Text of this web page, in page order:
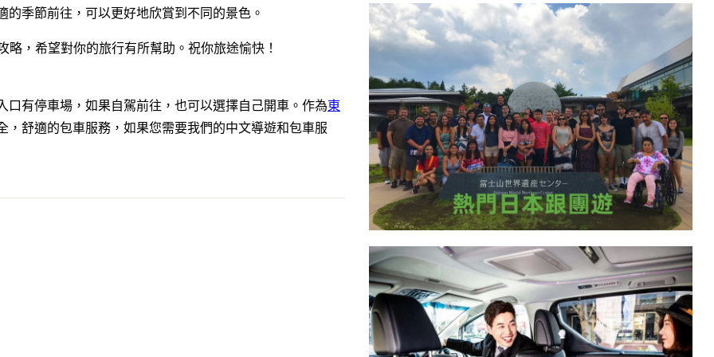
季節前往，可以更好地欣賞到不同的景色。
，希望對你的旅行有所幫助。祝你旅途愉快！
有停車場，如果自駕前往，也可以選擇自己開車。作為東
舒適的包車服務，如果您需要我們的中文導遊和包車服